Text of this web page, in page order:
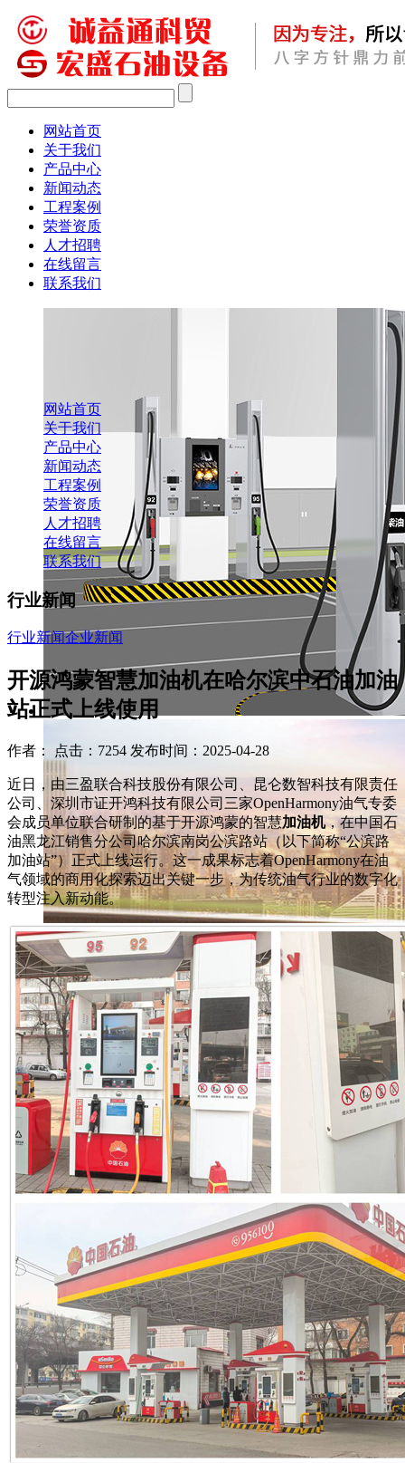
网站首页
关于我们
产品中心
新闻动态
工程案例
荣誉资质
人才招聘
在线留言
联系我们
网站首页
关于我们
产品中心
新闻动态
工程案例
荣誉资质
人才招聘
在线留言
联系我们
行业新闻
行业新闻企业新闻
开源鸿蒙智慧加油机在哈尔滨中石油加油
站正式上线使用
作者： 点击：7254 发布时间：2025-04-28
近日，由三盈联合科技股份有限公司、昆仑数智科技有限责任
公司、深圳市证开鸿科技有限公司三家OpenHarmony油气专委
会成员单位联合研制的基于开源鸿蒙的智慧加油机，在中国石
油黑龙江销售分公司哈尔滨南岗公滨路站（以下简称“公滨路
加油站”）正式上线运行。这一成果标志着OpenHarmony在油
气领域的商用化探索迈出关键一步，为传统油气行业的数字化
转型注入新动能。